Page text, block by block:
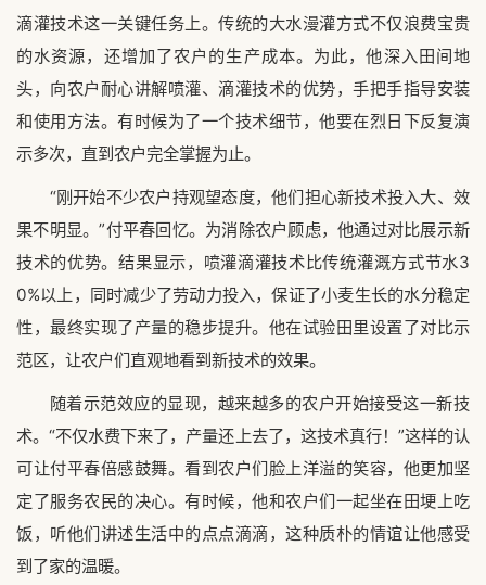
滴灌技术这一关键任务上。传统的大水漫灌方式不仅浪费宝贵
的水资源，还增加了农户的生产成本。为此，他深入田间地
头，向农户耐心讲解喷灌、滴灌技术的优势，手把手指导安装
和使用方法。有时候为了一个技术细节，他要在烈日下反复演
示多次，直到农户完全掌握为止。
“刚开始不少农户持观望态度，他们担心新技术投入大、效
果不明显。”付平春回忆。为消除农户顾虑，他通过对比展示新
技术的优势。结果显示，喷灌滴灌技术比传统灌溉方式节水3
0%以上，同时减少了劳动力投入，保证了小麦生长的水分稳定
性，最终实现了产量的稳步提升。他在试验田里设置了对比示
范区，让农户们直观地看到新技术的效果。
随着示范效应的显现，越来越多的农户开始接受这一新技
术。“不仅水费下来了，产量还上去了，这技术真行！”这样的认
可让付平春倍感鼓舞。看到农户们脸上洋溢的笑容，他更加坚
定了服务农民的决心。有时候，他和农户们一起坐在田埂上吃
饭，听他们讲述生活中的点点滴滴，这种质朴的情谊让他感受
到了家的温暖。